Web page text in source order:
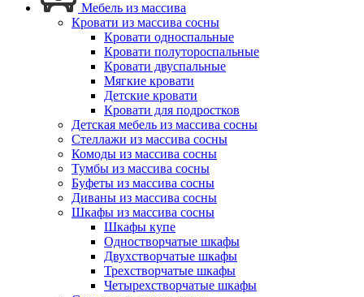
Мебель из массива
Кровати из массива сосны
Кровати односпальные
Кровати полутороспальные
Кровати двуспальные
Мягкие кровати
Детские кровати
Кровати для подростков
Детская мебель из массива сосны
Стеллажи из массива сосны
Комоды из массива сосны
Тумбы из массива сосны
Буфеты из массива сосны
Диваны из массива сосны
Шкафы из массива сосны
Шкафы купе
Одностворчатые шкафы
Двухстворчатые шкафы
Трехстворчатые шкафы
Четырехстворчатые шкафы